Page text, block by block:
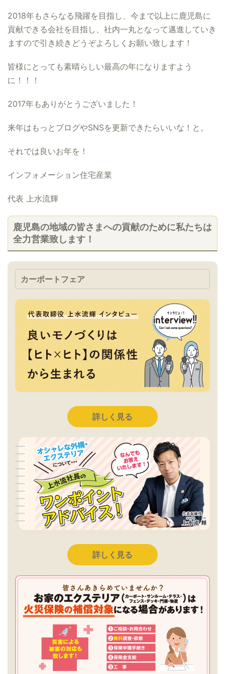
2018年もさらなる飛躍を目指し、今まで以上に鹿児島に
貢献できる会社を目指し、社内一丸となって邁進していき
ますので引き続きどうぞよろしくお願い致します！
皆様にとっても素晴らしい最高の年になりますよう
に！！！
2017年もありがとうございました！
来年はもっとブログやSNSを更新できたらいいな！と。
それでは良いお年を！
インフォメーション住宅産業
代表 上水流輝
鹿児島の地域の皆さまへの貢献のために私たちは
全力営業致します！
カーポートフェア
詳しく見る
詳しく見る